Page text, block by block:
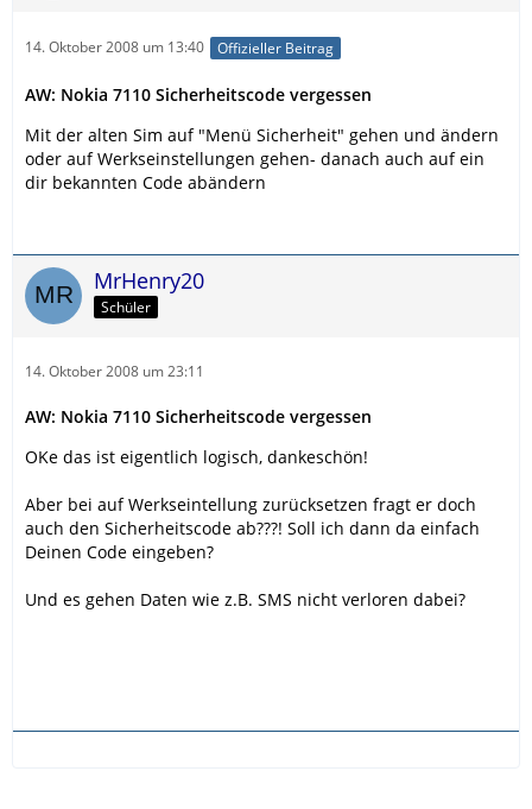
14. Oktober 2008 um 13:40 Offizieller Beitrag
AW: Nokia 7110 Sicherheitscode vergessen
Mit der alten Sim auf "Menü Sicherheit" gehen und ändern
oder auf Werkseinstellungen gehen- danach auch auf ein
dir bekannten Code abändern
MrHenry20
Schüler
14. Oktober 2008 um 23:11
AW: Nokia 7110 Sicherheitscode vergessen
OKe das ist eigentlich logisch, dankeschön!
Aber bei auf Werkseintellung zurücksetzen fragt er doch
auch den Sicherheitscode ab???! Soll ich dann da einfach
Deinen Code eingeben?
Und es gehen Daten wie z.B. SMS nicht verloren dabei?